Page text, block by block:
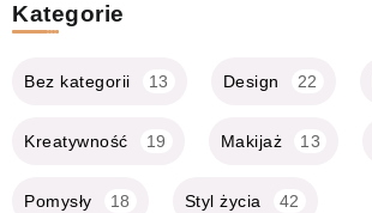
Kategorie
Bez kategorii 13 Design 22
Kreatywność 19 Makijaż 13
Pomysły 18 Styl życia 42